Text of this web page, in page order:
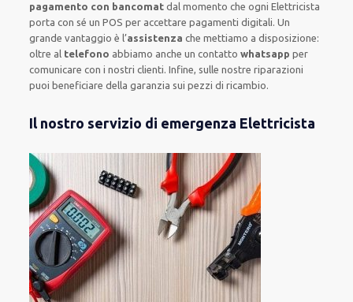
pagamento con bancomat dal momento che ogni Elettricista
porta con séun POSper accettare pagamentidigitali.Un
grande vantaggio è l’assistenza che mettiamo a disposizione:
oltre al telefono abbiamo anche uncontatto whatsappper
comunicare con i nostri clienti.Infine, sulle nostre riparazioni
puoi beneficiare dellagaranzia sui pezzi di ricambio.
Il nostro servizio di emergenza Elettricista